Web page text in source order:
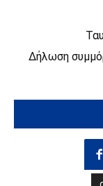
Δήλωση